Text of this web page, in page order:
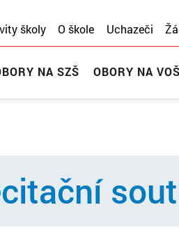
školy O škole Uchazeči
NA SZŠ OBORY NA